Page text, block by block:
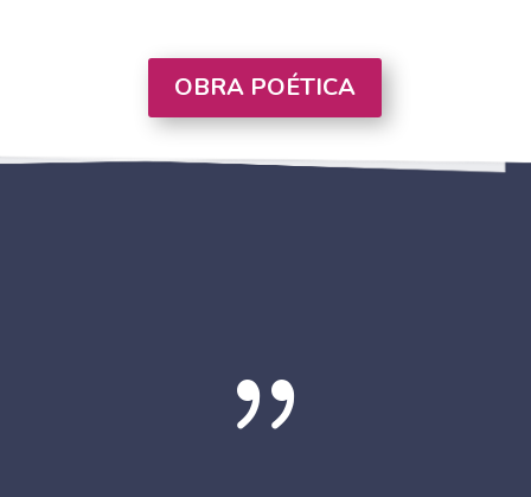
OBRA POÉTICA
{